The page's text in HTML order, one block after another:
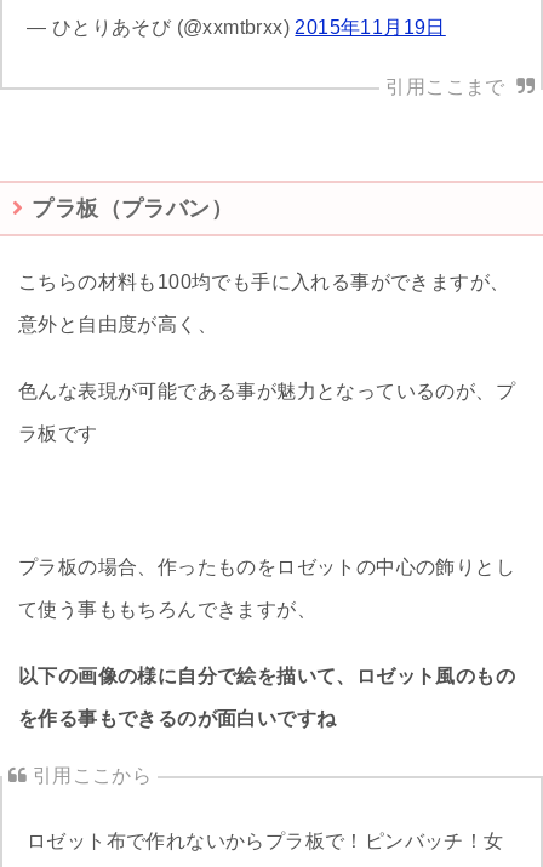
— ひとりあそび (@xxmtbrxx) 2015年11月19日
プラ板（プラバン）
こちらの材料も100均でも手に入れる事ができますが、
意外と自由度が高く、
色んな表現が可能である事が魅力となっているのが、プ
ラ板です
プラ板の場合、作ったものをロゼットの中心の飾りとし
て使う事ももちろんできますが、
以下の画像の様に自分で絵を描いて、ロゼット風のもの
を作る事もできるのが面白いですね
ロゼット布で作れないからプラ板で！ピンバッチ！女